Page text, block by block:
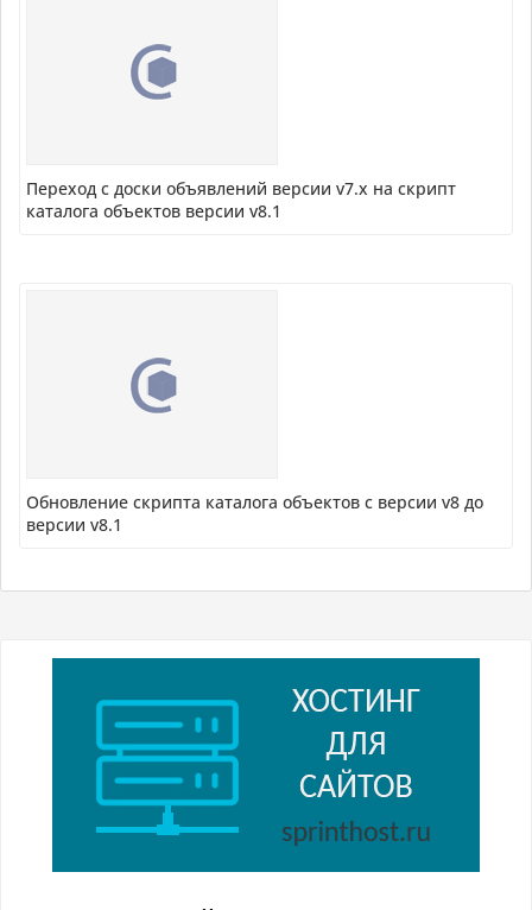
Переход с доски объявлений версии v7.x на скрипт
каталога объектов версии v8.1
Обновление скрипта каталога объектов с версии v8 до
версии v8.1